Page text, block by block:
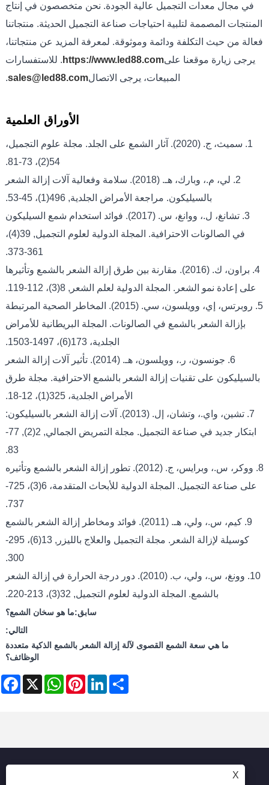
في مجال معدات التجميل عالية الجودة. نحن متخصصون في إنتاج
المنتجات المصممة لتلبية احتياجات صناعة التجميل الحديثة. منتجاتنا
فعالة من حيث التكلفة ودائمة وموثوقة. لمعرفة المزيد عن منتجاتنا،
يرجى زيارة موقعنا علىhttps://www.led88.com . للاستفسارات
المبيعات، يرجى الاتصالsales@led88.com
.
الأوراق العلمية
1. سميث، ج. (2020). آثار الشمع على الجلد. مجلة علوم التجميل،
54(2)، 73-81.
2. لي، م.، وبارك، هـ. (2018). سلامة وفعالية آلات إزالة الشعر
بالسيليكون. مراجعة الأمراض الجلدية, 496(1)، 45-53.
3. تشانغ، ل.، ووانغ، س. (2017). فوائد استخدام شمع السيليكون
في الصالونات الاحترافية. المجلة الدولية لعلوم التجميل, 39(4)،
361-373.
4. براون، ك. (2016). مقارنة بين طرق إزالة الشعر بالشمع وتأثيرها
على إعادة نمو الشعر. المجلة الدولية لعلم الشعر, 8(3)، 112-119.
5. روبرتس، إي، وويلسون، سي. (2015). المخاطر الصحية المرتبطة
بإزالة الشعر بالشمع في الصالونات. المجلة البريطانية للأمراض
الجلدية، 173(6)، 1497-1503.
6. جونسون، ر.، وويلسون، هـ. (2014). تأثير آلات إزالة الشعر
بالسيليكون على تقنيات إزالة الشعر بالشمع الاحترافية. مجلة طرق
الأمراض الجلدية، 325(1)، 12-18.
7. تشين، واي.، وتشان، إل. (2013). آلات إزالة الشعر بالسيليكون:
ابتكار جديد في صناعة التجميل. مجلة التمريض الجمالي, 2(2), 77-
83.
8. ووكر، س.، وبرايس، ج. (2012). تطور إزالة الشعر بالشمع وتأثيره
على صناعة التجميل. المجلة الدولية للأبحاث المتقدمة، 6(3)، 725-
737.
9. كيم، س.، ولي، هـ. (2011). فوائد ومخاطر إزالة الشعر بالشمع
كوسيلة لإزالة الشعر. مجلة التجميل والعلاج بالليزر, 13(6)، 295-
300.
10. وونغ، س.، ولي، ب. (2010). دور درجة الحرارة في إزالة الشعر
بالشمع. المجلة الدولية لعلوم التجميل, 32(3)، 213-220.
سابق:ما هو سخان الشمع؟
التالي:
ما هي سعة الشمع القصوى لآلة إزالة الشعر بالشمع الذكية متعددة
الوظائف؟
X
WhatsAppPinterestLinkedInShare
X